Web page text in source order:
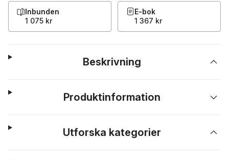
Inbunden
1 075 kr
E-bok
1 367 kr
Beskrivning
Produktinformation
Utforska kategorier